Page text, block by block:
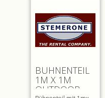
BÜHNENTEIL
1M X 1M
OUTDOOR